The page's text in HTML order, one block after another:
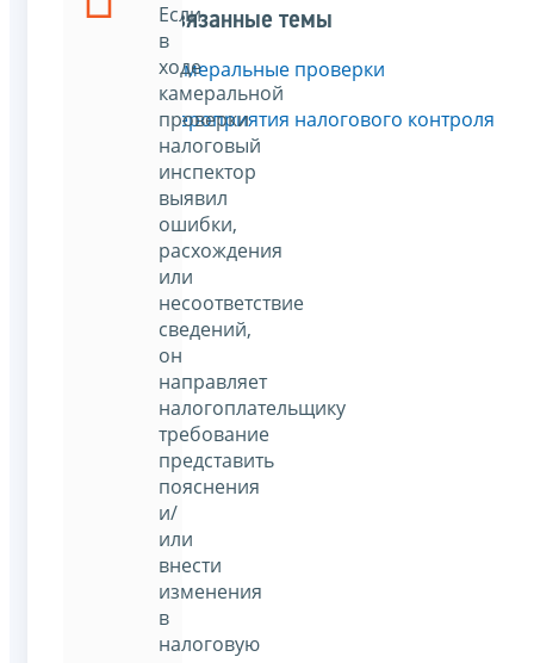
Если
в
ходе
камеральной
проверки
налоговый
инспектор
выявил
ошибки,
расхождения
или
несоответствие
сведений,
он
направляет
налогоплательщику
требование
представить
пояснения
и/
или
внести
изменения
в
налоговую
Связанные темы
Камеральные проверки
Мероприятия налогового контроля